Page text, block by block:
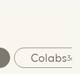
Colabs36